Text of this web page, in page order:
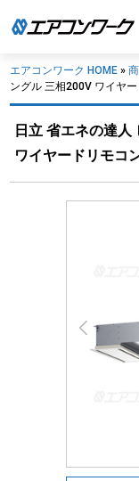
エアコンワーク HOME »
ングル 三相200V ワイヤ
日立 省エネの達
ワイヤードリモコ